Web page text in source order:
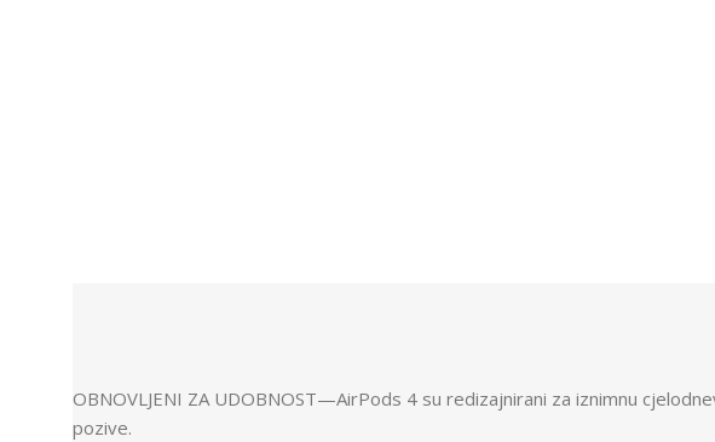
OBNOVLJENI ZA UDOBNOST—AirPods 4 su redizajnirani za iznimnu
pozive.